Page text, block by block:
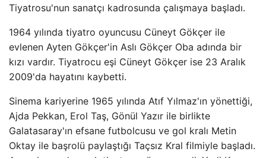
Tiyatrosu'nun sanatçı kadrosunda çalışmaya başladı.
1964 yılında tiyatro oyuncusu Cüneyt Gökçer ile
evlenen Ayten Gökçer'in Aslı Gökçer Oba adında bir
kızı vardır. Tiyatrocu eşi Cüneyt Gökçer ise 23 Aralık
2009'da hayatını kaybetti.
Sinema kariyerine 1965 yılında Atıf Yılmaz'ın yönettiği,
Ajda Pekkan, Erol Taş, Gönül Yazır ile birlikte
Galatasaray'ın efsane futbolcusu ve gol kralı Metin
Oktay ile başrolü paylaştığı Taçsız Kral filmiyle başladı.